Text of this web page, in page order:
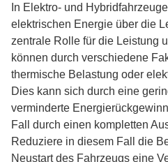
In Elektro- und
elektrischen Energie über die
zentrale Rolle für die Leistung
können durch verschiedene
thermische Belastung oder
Dies kann sich durch eine
verminderte
Fall durch einen kompletten
Reduziere in diesem Fall die
Neustart des Fahrzeugs eine